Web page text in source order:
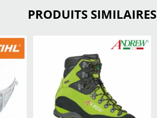
PRODUITS SIMILAIRES